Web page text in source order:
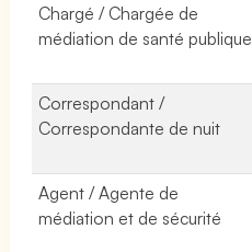
Chargé / Chargée de
médiation de santé publique
Correspondant /
Correspondante de nuit
Agent / Agente de
médiation et de sécurité